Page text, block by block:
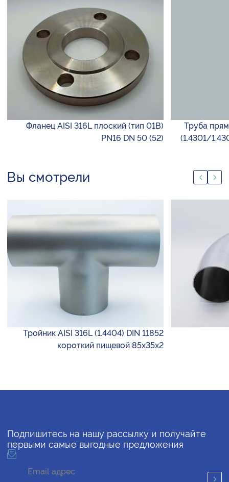
Фланец AISI 316L плоский (тип 01B)
PN16 DN 50 (52)
Труба
(1.4301/
Вы смотрели
Тройник AISI 316L (1.4404) DIN 11852
короткий пищевой 85х35х2
Подпишитесь на нашу рассылку и получайте
первыми самые выгодные предложения